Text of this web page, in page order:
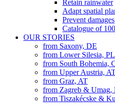
Retain rainwater
Adapt spatial
Prevent damages
Catalogue of
OUR STORIES
from Saxony, DE
from Lower Silesia, PL
from South Bohemia,
from Upper Austria,
from Graz, AT
from Zagreb & Umag,
from Tiszakécske &